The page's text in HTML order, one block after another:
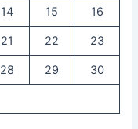
14 15 16
21 22 23
28 29 30